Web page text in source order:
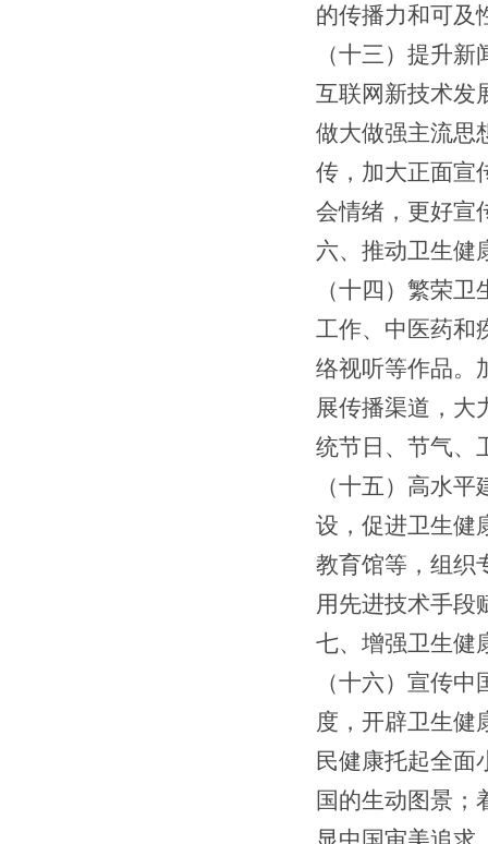
的传播力和可及
（十三） 提升新
互联网新技术发
做大做强主流思
传 ， 加大正面宣
会情绪，更好宣
六、推动卫生健
（十四）繁荣卫
工作、中医药和
络视听等作品。
展传播渠道， 大
统节日、节气、
（十五） 高水平
设，促进卫生健
教育馆等，组织
用先进技术手段
七、增强卫生健
（十六） 宣传中
度，开辟卫生健
民健康托起全面
国的生动图景；